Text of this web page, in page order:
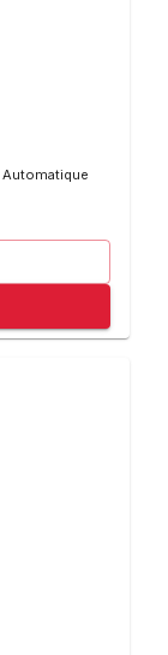
Automatique